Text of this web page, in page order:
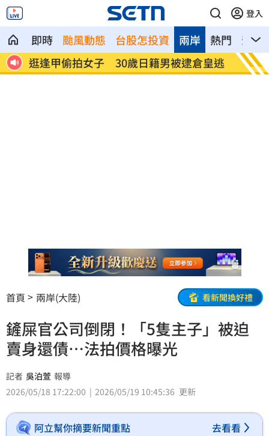
登入
即時 颱風動態 台股怎投資 熱門 影音
兩岸
曝 逛逢甲偷拍女子 30歲日籍男被逮倉皇逃
姜厚
言
首頁 兩岸(大陸) 看新聞換好禮
鏟屎官公司倒閉！「5隻主子」被迫
賣身還債…法拍價格曝光
記者 吳泊萱 報導
2026/05/18 17:22:00
2026/05/19 10:45:36 更新
阿立幫你摘要新聞重點 去看看